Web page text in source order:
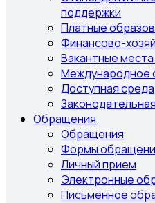
поддержки
Платные
Финансово-
Вакантные
Международное
Доступная среда
Обращения
Обращения
Формы
Личный прием
Электронные
Письменное